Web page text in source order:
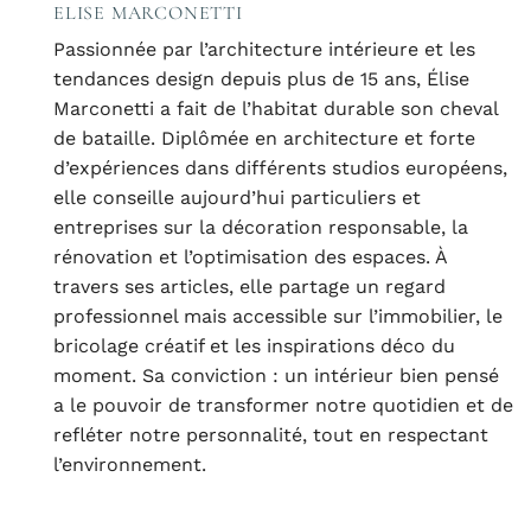
ELISE MARCONETTI
Passionnée par l’architecture intérieure et les
tendances design depuis plus de 15 ans, Élise
Marconetti a fait de l’habitat durable son cheval
de bataille. Diplômée en architecture et forte
d’expériences dans différents studios européens,
elle conseille aujourd’hui particuliers et
entreprises sur la décoration responsable, la
rénovation et l’optimisation des espaces. À
travers ses articles, elle partage un regard
professionnel mais accessible sur l’immobilier, le
bricolage créatif et les inspirations déco du
moment. Sa conviction : un intérieur bien pensé
a le pouvoir de transformer notre quotidien et de
refléter notre personnalité, tout en respectant
l’environnement.